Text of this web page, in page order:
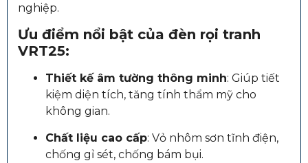
nghiệp.
Ưu điểm nổi bật của đèn rọi tranh
VRT25:
Thiết kế âm tường thông minh: Giúp tiết
kiệm diện tích, tăng tính thẩm mỹ cho
không gian.
Chất liệu cao cấp: Vỏ nhôm sơn tĩnh điện,
chống gỉ sét, chống bám bụi.